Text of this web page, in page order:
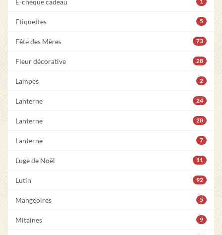
E-chèque cadeau
Etiquettes 5
Fête des Mères 73
Fleur décorative 28
Lampes 2
Lanterne 24
Lanterne 20
Lanterne 7
Luge de Noël 11
Lutin 92
Mangeoires 5
Mitaines 9